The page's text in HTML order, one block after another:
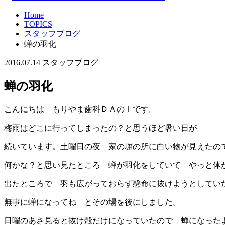
Home
TOPICS
スタッフブログ
蝉の羽化
2016.07.14 スタッフブログ
蝉の羽化
こんにちは もりやま歯科ＤＡのＩです。
梅雨はどこに行ってしまったの？と思うほど暑い日が
続いています。土曜日の夜 家の塀の所に白い物が見えたの
何かな？と思い見たところ 蝉が羽化をしていて やっと体
出たところで 羽も広がっておらず懸命に抜けようとしてい
無事に蝉になってね とその場を後にしました。
日曜のあさ見ると抜け殻だけになっていたので 蝉になった